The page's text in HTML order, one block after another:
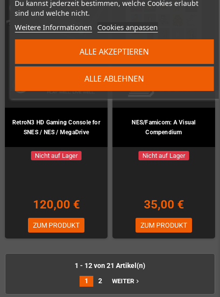
Du kannst jederzeit bestimmen, welche Cookies erlaubt
sind und welche nicht.
Weitere Informationen Cookies anpassen
ALLE ABLEHNEN
ALLE AKZEPTIEREN
RetroN3 HD Gaming Console for
SNES / NES / MegaDrive
Nicht auf Lager
120,00 €
ZUM PRODUKT
NES/Famicom: A Visual
Compendium
Nicht auf Lager
35,00 €
ZUM PRODUKT
1 - 12 von 21 Artikel(n)
1
2 WEITERnavigate_next